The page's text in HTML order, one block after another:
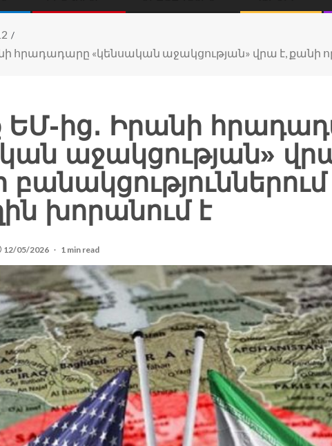
հրադադարը «կենսական աջակցության» վրա է, քանի
ԵՄ-ից․ Իրանի
աջակցության»
բանակցություններում
խորանում է
12/05/2026 1 min read